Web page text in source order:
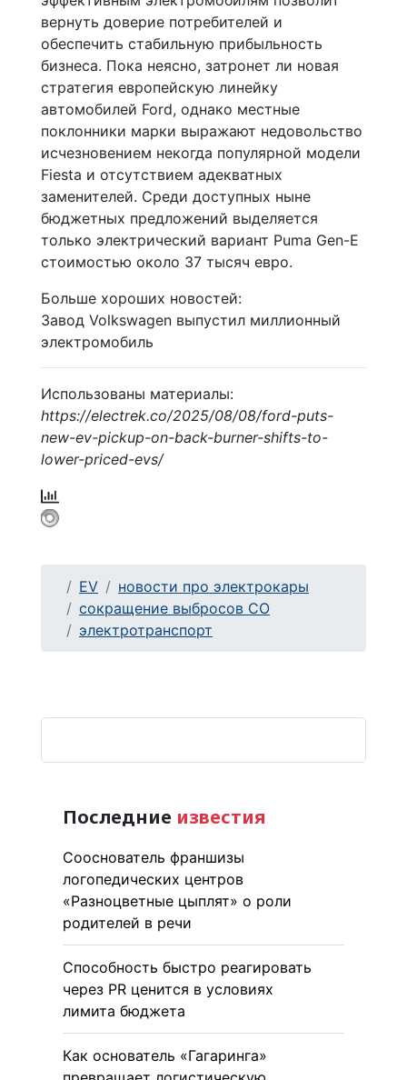
вернуть доверие потребителей и
обеспечить стабильную прибыльность
бизнеса. Пока неясно, затронет ли новая
стратегия европейскую линейку
автомобилей Ford, однако местные
поклонники марки выражают недовольство
исчезновением некогда популярной модели
Fiesta и отсутствием адекватных
заменителей. Среди доступных ныне
бюджетных предложений выделяется
только электрический вариант Puma Gen-E
стоимостью около 37 тысяч евро.
Больше хороших новостей:
Завод Volkswagen выпустил миллионный
электромобиль
Использованы материалы:
https://electrek.co/2025/08/08/ford-puts-
new-ev-pickup-on-back-burner-shifts-to-
lower-priced-evs/
EV
новости про электрокары
сокращение выбросов CO
электротранспорт
Последние известия
Сооснователь франшизы
логопедических центров
«Разноцветные цыплят» о роли
родителей в речи
Способность быстро реагировать
через PR ценится в условиях
лимита бюджета
Как основатель «Гагаринга»